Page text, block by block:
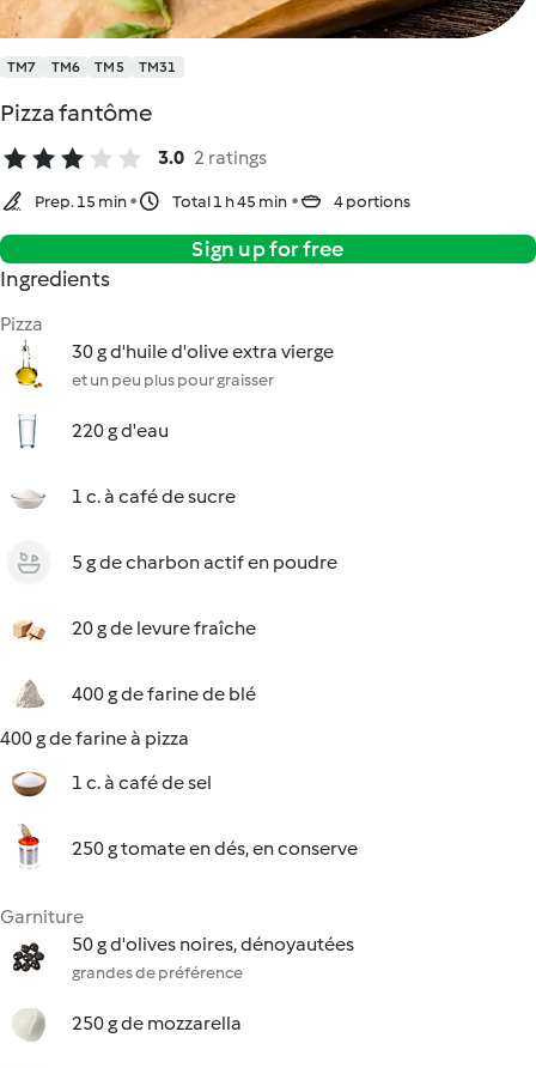
TM7 TM6 TM5 TM31
Pizza fantôme
3.0 2 ratings
Prep. 15 min Total 1 h 45 min 4 portions
Sign up for free
Ingredients
Pizza
30 g d'huile d'olive extra vierge
et un peu plus pour graisser
220 g d'eau
1 c. à café de sucre
5 g de charbon actif en poudre
20 g de levure fraîche
400 g de farine de blé
400 g de farine à pizza
1 c. à café de sel
250 g tomate en dés, en conserve
Garniture
50 g d'olives noires, dénoyautées
grandes de préférence
250 g de mozzarella